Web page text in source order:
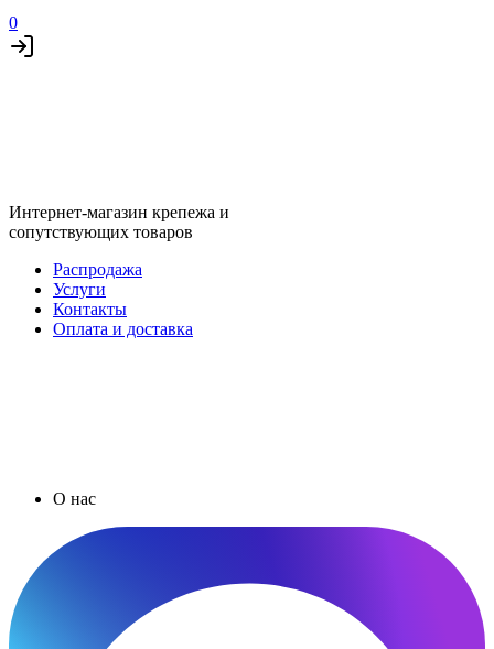
0
Интернет-магазин крепежа и
сопутствующих товаров
Распродажа
Услуги
Контакты
Оплата и доставка
О нас